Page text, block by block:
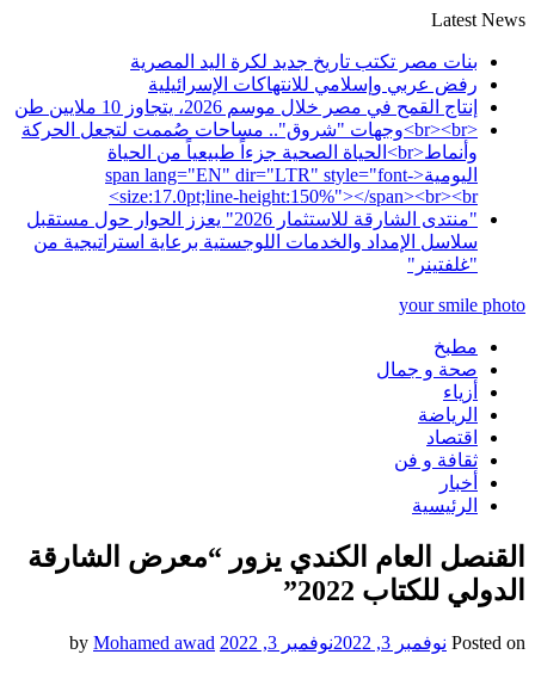
Skip
content
Latest News
بنات مصر تكتب تاريخ جديد لكرة اليد المصرية
رفض عربي وإسلامي للانتهاكات الإسرائيلية
إنتاج القمح في مصر خلال موسم 2026، يتجاوز 10 ملايين طن
<br><br>وجهات "شروق".. مساحات صُممت لتجعل الحركة
وأنماط<br>الحياة الصحية جزءاً طبيعياً من الحياة
اليومية<span lang="EN" dir="LTR" style="font-
size:17.0pt;line-height:150%"></span><br><br>
"منتدى الشارقة للاستثمار 2026" يعزز الحوار حول مستقبل
سلاسل الإمداد والخدمات اللوجستية برعاية استراتيجية من
"غلفتينر"
your smile photo
مطبخ
صحة و جمال
أزياء
الرياضة
اقتصاد
ثقافة و فن
أخبار
الرئيسية
القنصل العام الكندي يزور “معرض الشارقة
الدولي للكتاب 2022”
Posted on نوفمبر 3, 2022 نوفمبر 3, 2022 Mohamed awad